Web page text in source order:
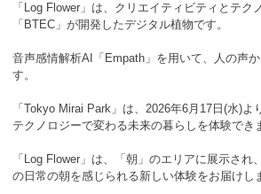
「Log Flower」は、クリエイティビティとテ
「BTEC」が開発したデジタル植物です。
音声感情解析AI「Empath」を用いて、人の声
す。
「Tokyo Mirai Park」は、2026年6月17日(水)
テクノロジーで変わる未来の暮らしを体験でき
「Log Flower」は、「朝」のエリアに展示さ
の日常の朝を感じられる新しい体験をお届けし